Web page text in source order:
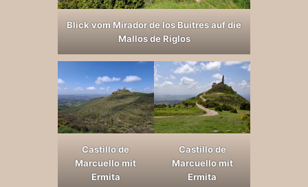
Blick vom Mirador de los Buitres auf die
Mallos de Riglos
Castillo de
Marcuello mit
Ermita
Castillo de
Marcuello mit
Ermita